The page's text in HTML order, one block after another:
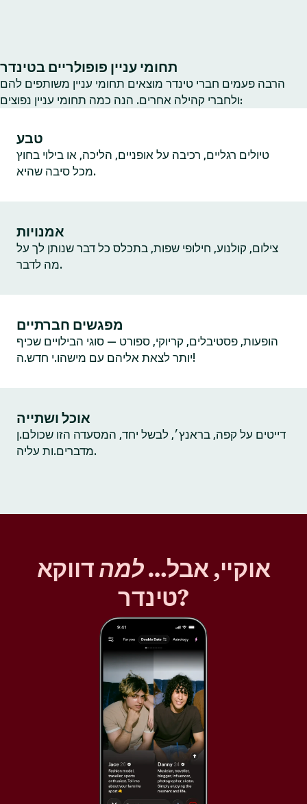
תחומי עניין פופולריים בטינדר
הרבה פעמים חברי טינדר מוצאים תחומי עניין משותפים להם
ולחברי קהילה אחרים. הנה כמה תחומי עניין נפוצים:
טבע
טיולים רגליים, רכיבה על אופניים, הליכה, או בילוי בחוץ
מכל סיבה שהיא.
אמנויות
צילום, קולנוע, חילופי שפות, בתכלס כל דבר שנותן לך על
מה לדבר.
מפגשים חברתיים
הופעות, פסטיבלים, קריוקי, ספורט — סוגי הבילויים שכיף
יותר לצאת אליהם עם מישהו.י חדש.ה!
אוכל ושתייה
דייטים על קפה, בראנץ׳, לבשל יחד, המסעדה הזו שכולם.ן
מדברים.ות עליה.
אוקיי, אבל…למהדווקא
טינדר?